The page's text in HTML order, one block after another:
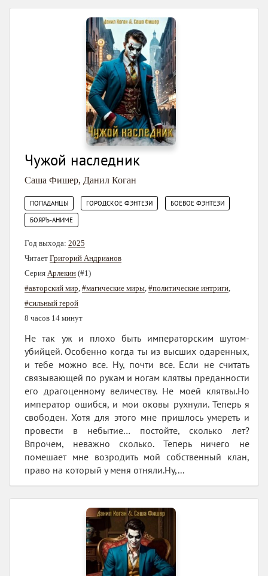
Чужой наследник
Саша Фишер, Данил Коган
ПОПАДАНЦЫ ГОРОДСКОЕ ФЭНТЕЗИ БОЕВОЕ ФЭНТЕЗИ
БОЯРЪ-АНИМЕ
Год выхода: 2025
Читает Григорий Андрианов
Серия Арлекин (#1)
#авторский мир, #магические миры, #политические интриги,
#сильный герой
8 часов 14 минут
Не так уж и плохо быть императорским шутом-
убийцей. Особенно когда ты из высших одаренных,
и тебе можно все. Ну, почти все. Если не считать
связывающей по рукам и ногам клятвы преданности
его драгоценному величеству. Не моей клятвы.Но
император ошибся, и мои оковы рухнули. Теперь я
свободен. Хотя для этого мне пришлось умереть и
провести в небытие… постойте, сколько лет?
Впрочем, неважно сколько. Теперь ничего не
помешает мне возродить мой собственный клан,
право на который у меня отняли.Ну,...